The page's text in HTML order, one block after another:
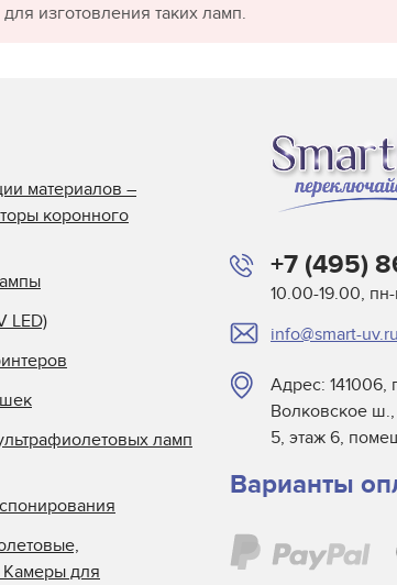
изготовления таких ламп.
+7 (495)
10.00-19.00, пн-
info@smart-uv.ru
Адрес: 141006,
Волковское
5, этаж 6,
Варианты
материалов –
коронного
LED)
ламп
для